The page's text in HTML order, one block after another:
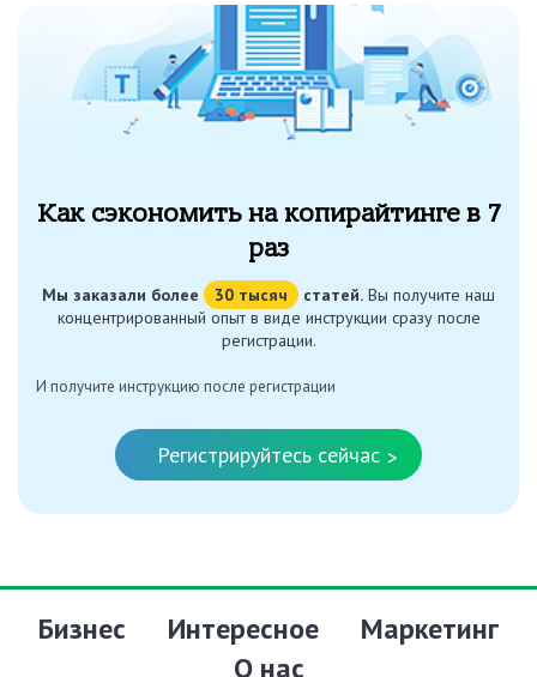
Как сэкономить на копирайтинге в 7
раз
Мы заказали более 30 тысяч статей. Вы получите наш
концентрированный опыт в виде инструкции сразу после
регистрации.
И получите инструкцию после регистрации
Регистрируйтесь сейчас >
Бизнес Интересное
Маркетинг
О нас